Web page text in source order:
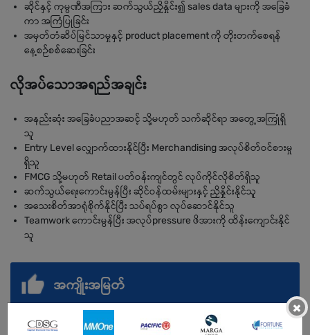
ဆိုင်နှင့် ကုမ္ပဏီအကြား ဆက်သွယ်ညှိနှိုင်း၍ sales data များကို အခြေခံ
ကာ အကြံပြုခြင်း
အမှတ်တံဆိပ်မြင်သာမှုနှင့် product placement ကို တိုးတက်စေရန်
နေ့စဉ်စစ်ဆေးခြင်း
လိုအပ်သောအရည်အချင်း
အနည်းဆုံး အခြေခံပညာအဆင့် သို့မဟုတ် သက်ဆိုင်ရာ အတွေ့အကြုံရှိ
သူ
Entry Level လျှောက်ထားနိုင်ပြီး Merchandising အလုပ်စိတ်ဝင်စားမှု
ရှိသူ
FMCG သို့မဟုတ် Retail ပတ်ဝန်းကျင်တွင် လုပ်ကိုင်လိုစိတ်ရှိသူ
ဆက်သွယ်ရေးကောင်းမွန်ပြီး ဆိုင်ဝန်ထမ်းများနှင့် ညှိနှိုင်းနိုင်သူ
အသေးစိတ်အာရုံစိုက်နိုင်ပြီး သပ်ရပ်စွာ လုပ်ဆောင်နိုင်သူ
Teamwork ကောင်းမွန်ပြီး အလုပ်pressure ဖိအားကို ထိန်းကျောင်းနိုင်
သူ
အကျိုးအမြတ်
×